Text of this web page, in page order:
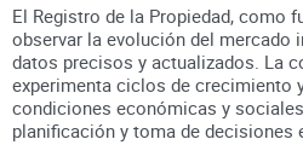
El Registro de la Propiedad, como
observar la evolución del mercado
datos precisos y actualizados. La
experimenta ciclos de crecimiento
condiciones económicas y
planificación y toma de decisiones